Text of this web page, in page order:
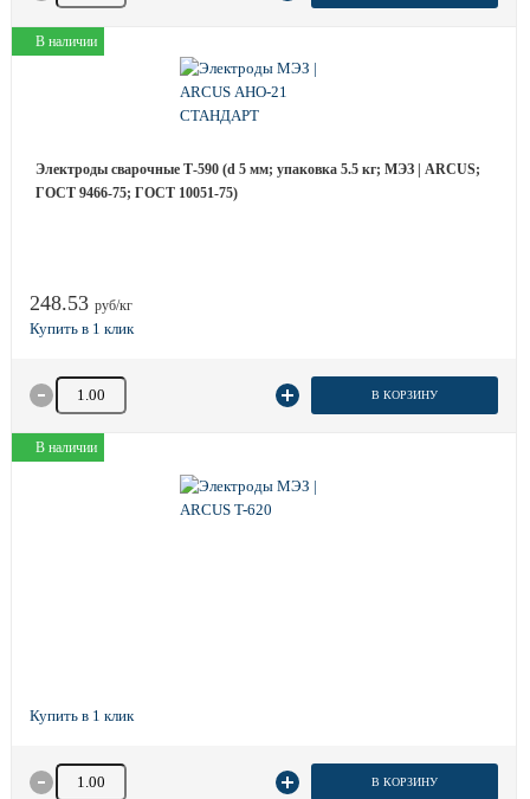
В наличии
Электроды сварочные Т-590 (d 5 мм; упаковка 5.5 кг; МЭЗ | ARCUS;
ГОСТ 9466-75; ГОСТ 10051-75)
248.53 руб/кг
Количество товара В КОРЗИНУ
В наличии
Количество товара В КОРЗИНУ